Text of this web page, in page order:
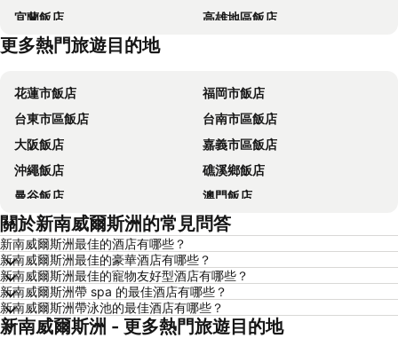
宜蘭飯店
高雄地區飯店
台東飯店
更多熱門旅遊目的地
花蓮市飯店
福岡市飯店
台東市區飯店
台南市區飯店
大阪飯店
嘉義市區飯店
沖繩飯店
礁溪鄉飯店
曼谷飯店
澳門飯店
香港飯店
那霸飯店
羅東市飯店
板橋區飯店
名古屋飯店
京都飯店
北投飯店
西屯區飯店
花蓮飯店
關於新南威爾斯洲的常見問答
新南威爾斯洲最佳的酒店有哪些？
新南威爾斯洲最佳的豪華酒店有哪些？
新南威爾斯洲最佳的寵物友好型酒店有哪些？
新南威爾斯洲帶 spa 的最佳酒店有哪些？
新南威爾斯洲帶泳池的最佳酒店有哪些？
新南威爾斯洲 - 更多熱門旅遊目的地